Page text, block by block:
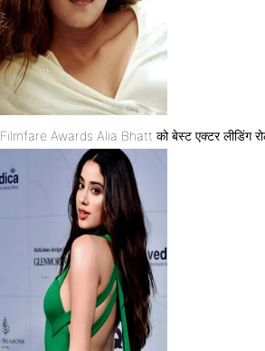
Filmfare Awards Alia Bhatt को बेस्ट एक्टर लीडिंग